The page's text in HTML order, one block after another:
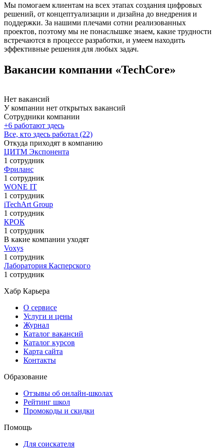
Мы помогаем клиентам на всех этапах создания цифровых
решений, от концептуализации и дизайна до внедрения и
поддержки. За нашими плечами сотни реализованных
проектов, поэтому мы не понаслышке знаем, какие трудности
встречаются в процессе разработки, и умеем находить
эффективные решения для любых задач.
Вакансии компании «TechCore»
Нет вакансий
У компании нет открытых вакансий
Сотрудники компании
+6 работают здесь
Все, кто здесь работал (22)
Откуда приходят в компанию
ЦИТМ Экспонента
1 сотрудник
Фриланс
1 сотрудник
WONE IT
1 сотрудник
iTechArt Group
1 сотрудник
КРОК
1 сотрудник
В какие компании уходят
Voxys
1 сотрудник
Лаборатория Касперского
1 сотрудник
Хабр Карьера
О сервисе
Услуги и цены
Журнал
Каталог вакансий
Каталог курсов
Карта сайта
Контакты
Образование
Отзывы об онлайн-школах
Рейтинг школ
Промокоды и скидки
Помощь
Для соискателя